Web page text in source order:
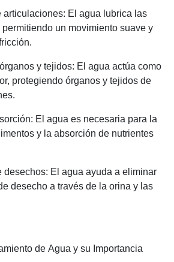
articulaciones: El agua lubrica las
un movimiento suave y
y tejidos: El agua actúa como
protegiendo órganos y tejidos de
El agua es necesaria para la
y la absorción de nutrientes
desechos: El agua ayuda a eliminar
desecho a través de la orina y las
de Agua y su Importancia